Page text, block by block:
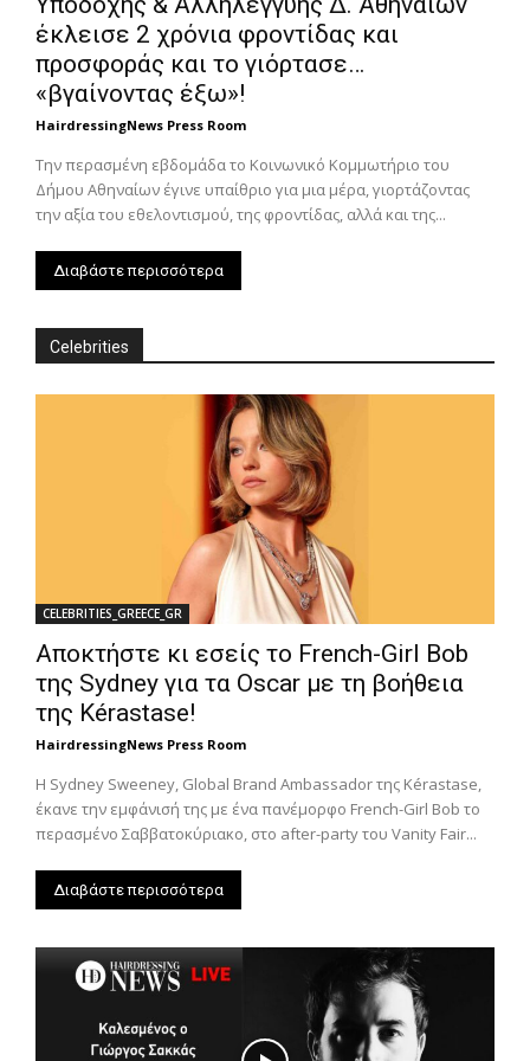
Βραδινά - νυφικά χτενίσματα #How to
event - Με την Κέλλυ Καλογεροπούλου
#hair #updo
01:17:53
έκλεισε 2 χρόνια φροντίδας και
προσφοράς και το γιόρτασε…
«βγαίνοντας έξω»!
HairdressingNews Press Room
Την περασμένη εβδομάδα το Κοινωνικό Κομμωτήριο του
Δήμου Αθηναίων έγινε υπαίθριο για μια μέρα, γιορτάζοντας
την αξία του εθελοντισμού, της φροντίδας, αλλά και της...
Διαβάστε περισσότερα
Celebrities
CELEBRITIES_GREECE_GR
Αποκτήστε κι εσείς το French-Girl Bob
της Sydney για τα Oscar με τη βοήθεια
της Kérastase!
HairdressingNews Press Room
Η Sydney Sweeney, Global Brand Ambassador της Kérastase,
έκανε την εμφάνισή της με ένα πανέμορφο French-Girl Bob το
περασμένο Σαββατοκύριακο, στο after-party του Vanity Fair...
Διαβάστε περισσότερα